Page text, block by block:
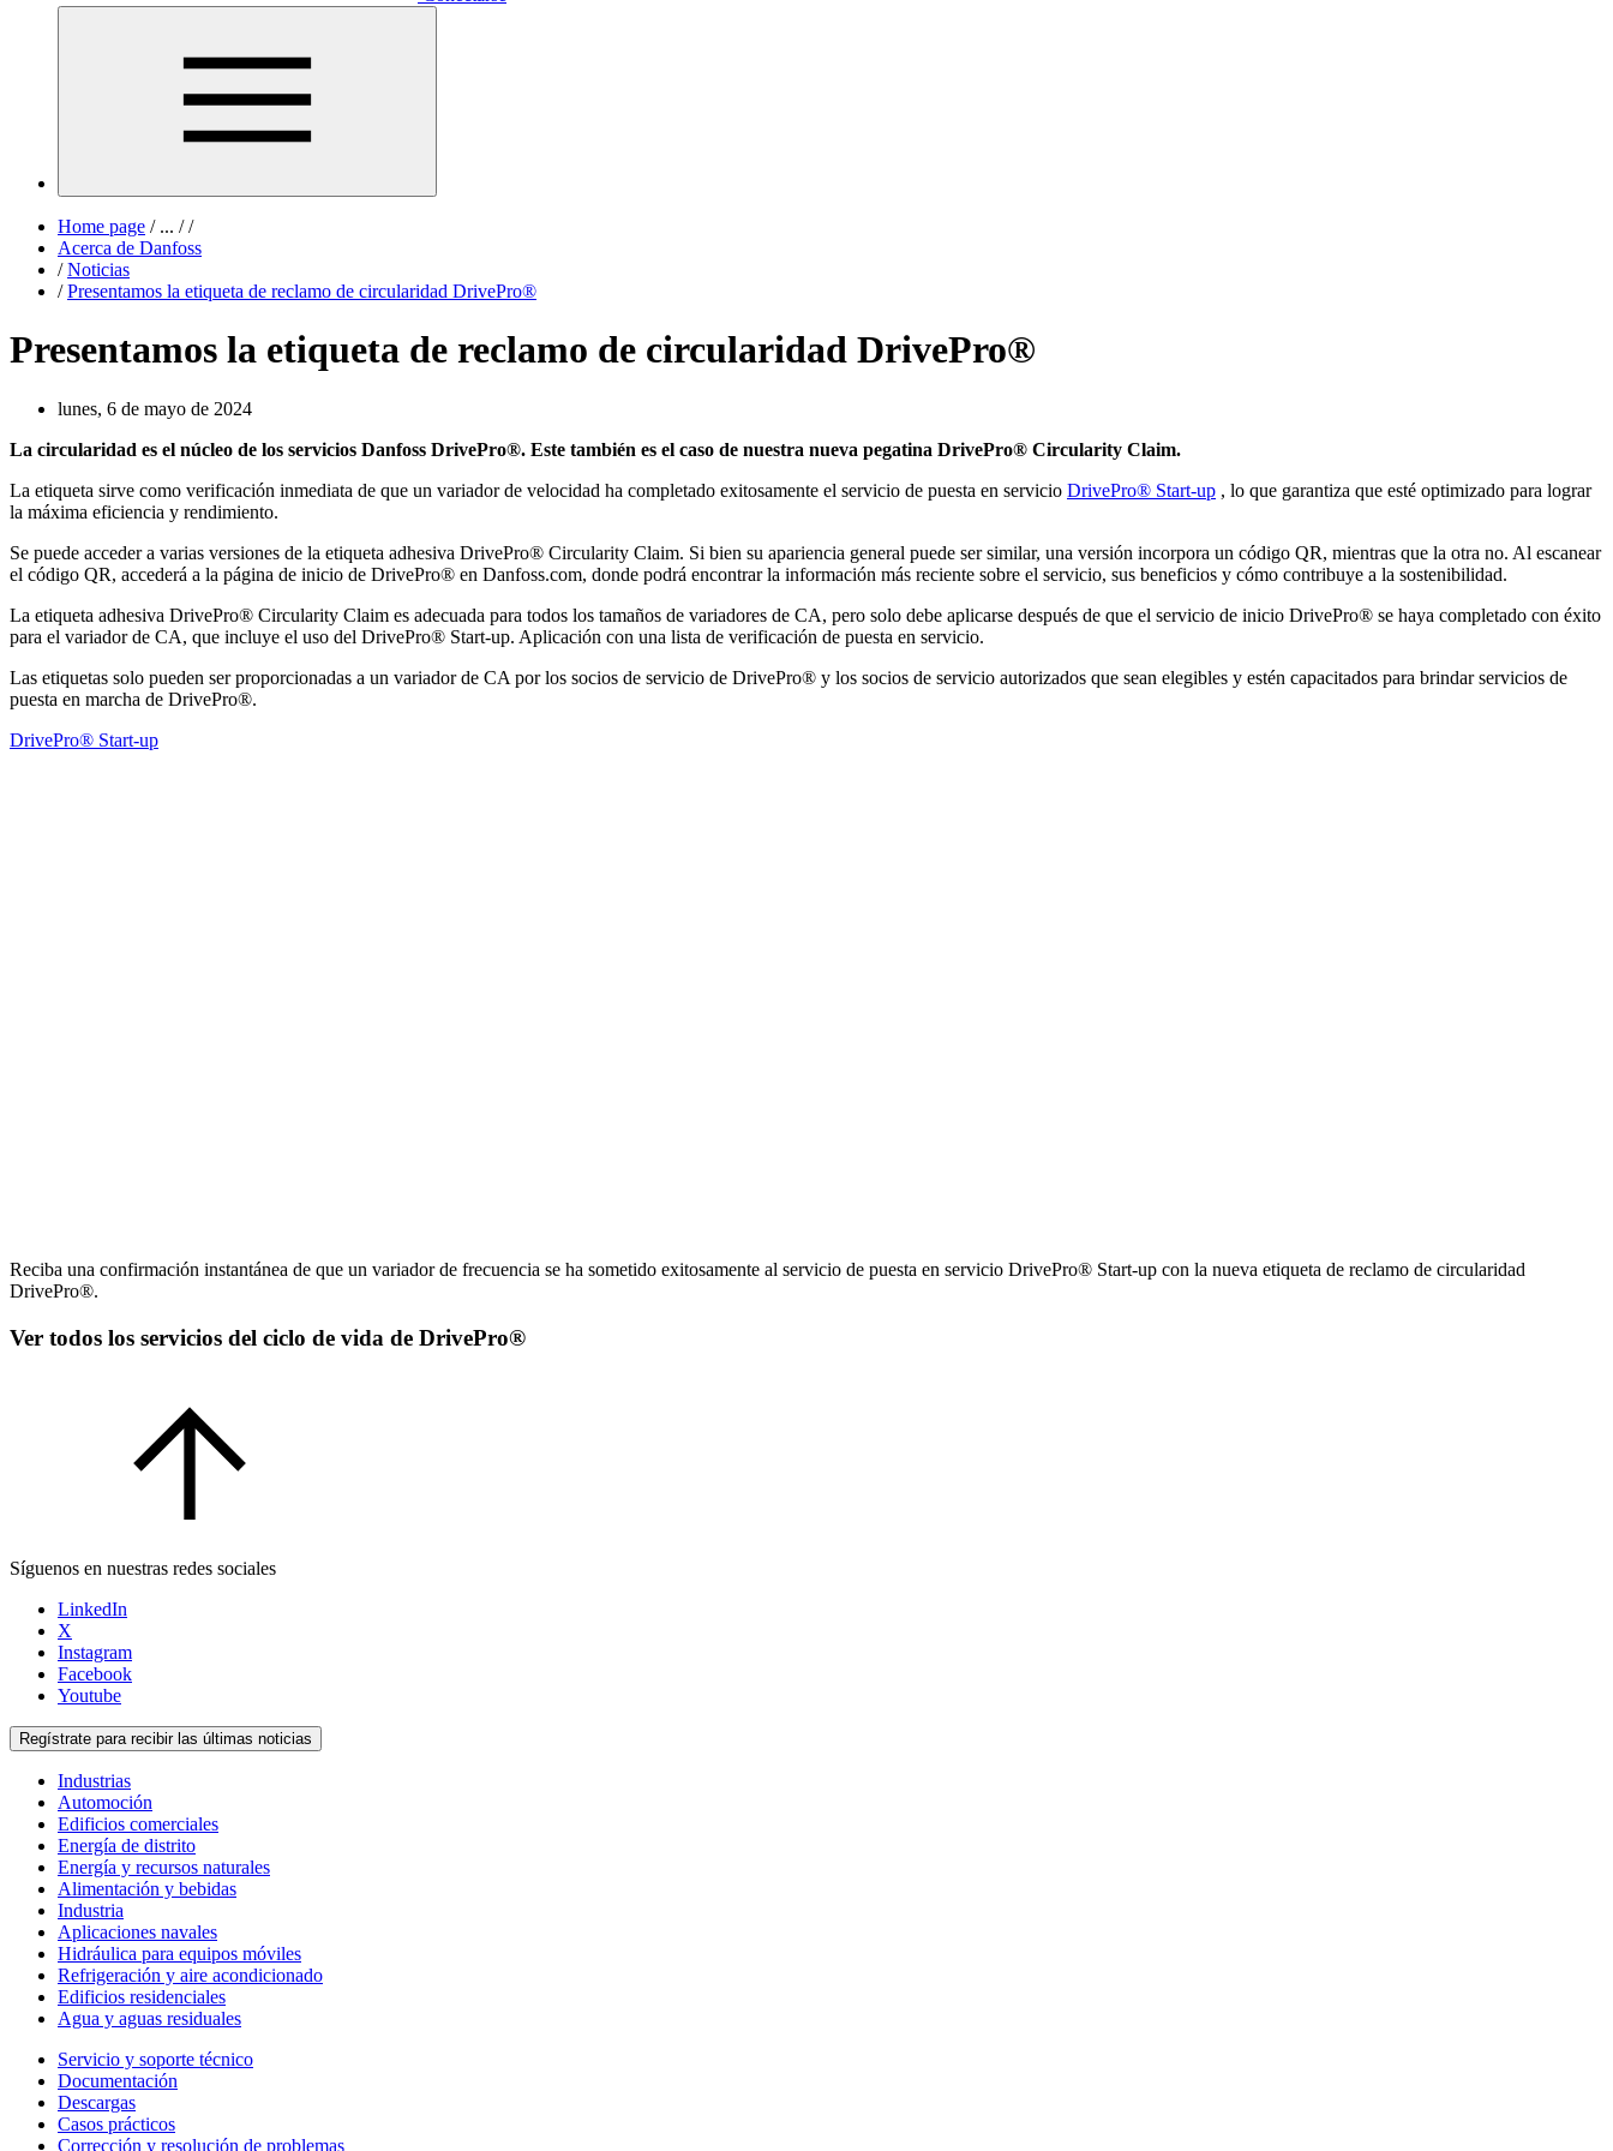
Home page /... / /
Acerca de Danfoss
/ Noticias
/ Presentamos la etiqueta de reclamo de circularidad DrivePro®
Presentamos la etiqueta de reclamo de circularidad DrivePro®
lunes, 6 de mayo de 2024
La circularidad es el núcleo de los servicios Danfoss DrivePro®. Este también es el caso de nuestra nueva pegatina DrivePro® Circularity Claim.
La etiqueta sirve como verificación inmediata de que un variador de velocidad ha completado exitosamente el servicio de puesta en servicio DrivePro® Start-up , lo que garantiza que esté optimizado para lograr
la máxima eficiencia y rendimiento.
Se puede acceder a varias versiones de la etiqueta adhesiva DrivePro® Circularity Claim. Si bien su apariencia general puede ser similar, una versión incorpora un código QR, mientras que la otra no. Al escanear
el código QR, accederá a la página de inicio de DrivePro® en Danfoss.com, donde podrá encontrar la información más reciente sobre el servicio, sus beneficios y cómo contribuye a la sostenibilidad.
La etiqueta adhesiva DrivePro® Circularity Claim es adecuada para todos los tamaños de variadores de CA, pero solo debe aplicarse después de que el servicio de inicio DrivePro® se haya completado con éxito
para el variador de CA, que incluye el uso del DrivePro® Start-up. Aplicación con una lista de verificación de puesta en servicio.
Las etiquetas solo pueden ser proporcionadas a un variador de CA por los socios de servicio de DrivePro® y los socios de servicio autorizados que sean elegibles y estén capacitados para brindar servicios de
puesta en marcha de DrivePro®.
DrivePro® Start-up
Reciba una confirmación instantánea de que un variador de frecuencia se ha sometido exitosamente al servicio de puesta en servicio DrivePro® Start-up con la nueva etiqueta de reclamo de circularidad
DrivePro®.
Ver todos los servicios del ciclo de vida de DrivePro®
Síguenos en nuestras redes sociales
LinkedIn
X
Instagram
Facebook
Youtube
Regístrate para recibir las últimas noticias
Industrias
Automoción
Edificios comerciales
Energía de distrito
Energía y recursos naturales
Alimentación y bebidas
Industria
Aplicaciones navales
Hidráulica para equipos móviles
Refrigeración y aire acondicionado
Edificios residenciales
Agua y aguas residuales
Servicio y soporte técnico
Documentación
Descargas
Casos prácticos
Corrección y resolución de problemas